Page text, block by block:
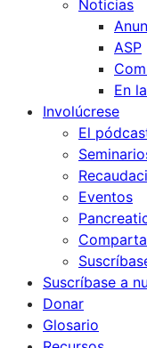
Noticias
ASP
En
Involúcrese
El
Eventos
Suscríbase a
Donar
Glosario